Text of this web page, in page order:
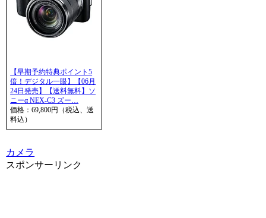
【早期予約特典ポイント5
倍！デジタル一眼】【06月
24日発売】【送料無料】ソ
ニーα NEX-C3 ズー…
価格：69,800円（税込、送
料込）
カメラ
スポンサーリンク